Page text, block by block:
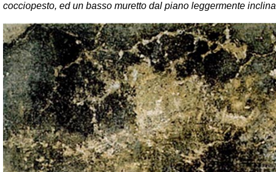
cocciopesto, ed un basso muretto dal piano leggermente